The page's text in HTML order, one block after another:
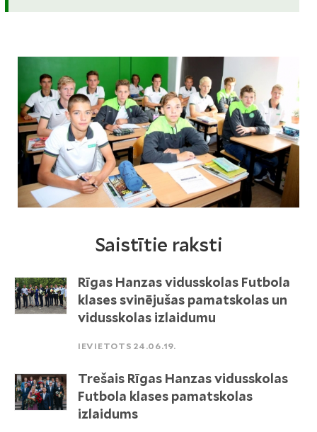
Saistītie raksti
Rīgas Hanzas vidusskolas Futbola
klases svinējušas pamatskolas un
vidusskolas izlaidumu
IEVIETOTS 24.06.19.
Trešais Rīgas Hanzas vidusskolas
Futbola klases pamatskolas
izlaidums